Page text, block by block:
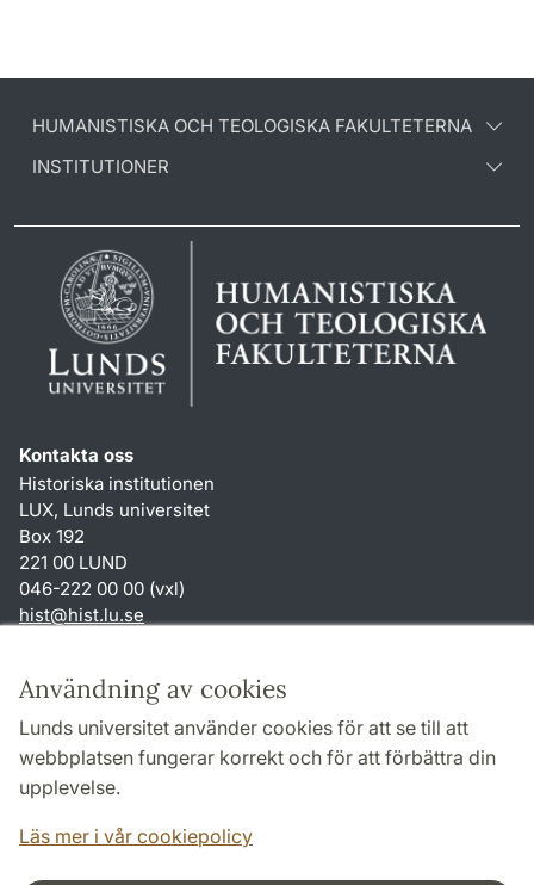
Användning av cookies
Lunds universitet använder cookies för att se till att
webbplatsen fungerar korrekt och för att förbättra din
upplevelse.
Läs mer i vår cookiepolicy
HUMANISTISKA OCH TEOLOGISKA FAKULTETERNA
INSTITUTIONER
Kontakta oss
Historiska institutionen
LUX, Lunds universitet
Box 192
221 00 LUND
046-222 00 00 (vxl)
hist@hist.lu.se
Genvägar
Om webbplatsen och cookies
Behandling av personuppgifter
Tillgänglighetsredogörelse